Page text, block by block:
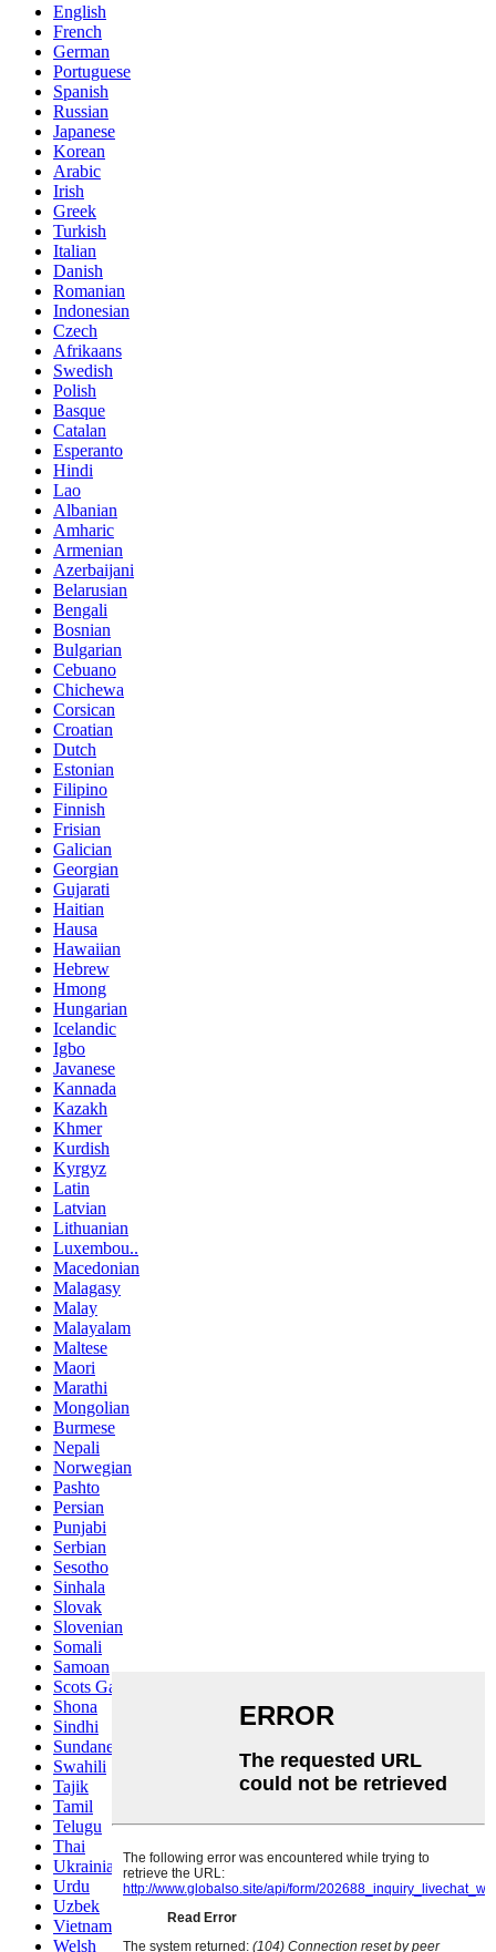
English
French
German
Portuguese
Spanish
Russian
Japanese
Korean
Arabic
Irish
Greek
Turkish
Italian
Danish
Romanian
Indonesian
Czech
Afrikaans
Swedish
Polish
Basque
Catalan
Esperanto
Hindi
Lao
Albanian
Amharic
Armenian
Azerbaijani
Belarusian
Bengali
Bosnian
Bulgarian
Cebuano
Chichewa
Corsican
Croatian
Dutch
Estonian
Filipino
Finnish
Frisian
Galician
Georgian
Gujarati
Haitian
Hausa
Hawaiian
Hebrew
Hmong
Hungarian
Icelandic
Igbo
Javanese
Kannada
Kazakh
Khmer
Kurdish
Kyrgyz
Latin
Latvian
Lithuanian
Luxembou..
Macedonian
Malagasy
Malay
Malayalam
Maltese
Maori
Marathi
Mongolian
Burmese
Nepali
Norwegian
Pashto
Persian
Punjabi
Serbian
Sesotho
Sinhala
Slovak
Slovenian
Somali
Samoan
Scots Gaelic
Shona
Sindhi
Sundanese
Swahili
Tajik
Tamil
Telugu
Thai
Ukrainian
Urdu
Uzbek
Vietnamese
Welsh